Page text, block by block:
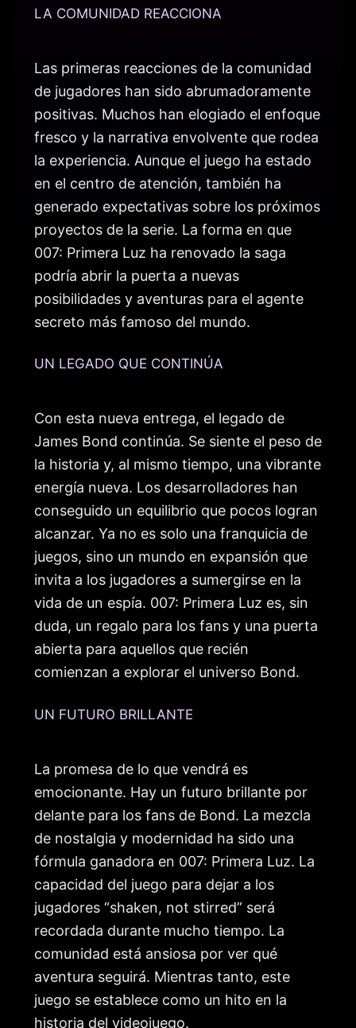
LA COMUNIDAD REACCIONA
Las primeras reacciones de la comunidad
de jugadores han sido abrumadoramente
positivas. Muchos han elogiado el enfoque
fresco y la narrativa envolvente que rodea
la experiencia. Aunque el juego ha estado
en el centro de atención, también ha
generado expectativas sobre los próximos
proyectos de la serie. La forma en que
007: Primera Luz ha renovado la saga
podría abrir la puerta a nuevas
posibilidades y aventuras para el agente
secreto más famoso del mundo.
UN LEGADO QUE CONTINÚA
Con esta nueva entrega, el legado de
James Bond continúa. Se siente el peso de
la historia y, al mismo tiempo, una vibrante
energía nueva. Los desarrolladores han
conseguido un equilibrio que pocos logran
alcanzar. Ya no es solo una franquicia de
juegos, sino un mundo en expansión que
invita a los jugadores a sumergirse en la
vida de un espía. 007: Primera Luz es, sin
duda, un regalo para los fans y una puerta
abierta para aquellos que recién
comienzan a explorar el universo Bond.
UN FUTURO BRILLANTE
La promesa de lo que vendrá es
emocionante. Hay un futuro brillante por
delante para los fans de Bond. La mezcla
de nostalgia y modernidad ha sido una
fórmula ganadora en 007: Primera Luz. La
capacidad del juego para dejar a los
jugadores “shaken, not stirred” será
recordada durante mucho tiempo. La
comunidad está ansiosa por ver qué
aventura seguirá. Mientras tanto, este
juego se establece como un hito en la
historia del videojuego.